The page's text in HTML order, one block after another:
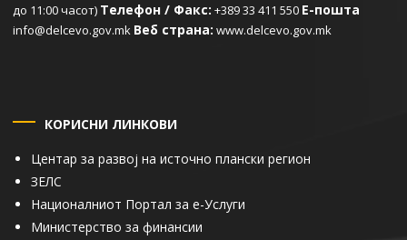
до 11:00 часот) Телефон / Факс: +389 33 411 550 Е-пошта
info@delcevo.gov.mk Веб страна: www.delcevo.gov.mk
КОРИСНИ ЛИНКОВИ
Центар за развој на источно плански регион
ЗЕЛС
Националниот Портал за е-Услуги
Министерство за финансии